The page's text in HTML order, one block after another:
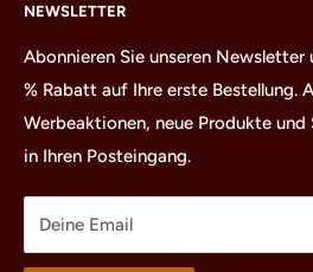
Alle Produkte
Minifiguren
Sätze
Ersatzteile
Schätze
Waren
NEWSLETTER
Abonnieren Sie unseren Newsletter
% Rabatt auf Ihre erste Bestellung.
Werbeaktionen, neue Produkte
in Ihren Posteingang.
Deine Email